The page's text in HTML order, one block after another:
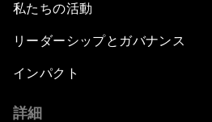
私たちの活動
リーダーシップとガバナンス
インパクト
詳細